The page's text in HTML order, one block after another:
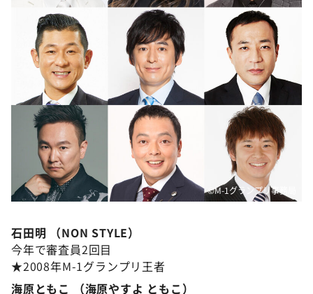
ザキ山小屋本館
ぺこぱのまるスポ
アナ回覧板
©M-1グランプリ事務局
石田明 （NON STYLE）
今年で審査員2回目
★2008年M-1グランプリ王者
海原ともこ （海原やすよ ともこ）